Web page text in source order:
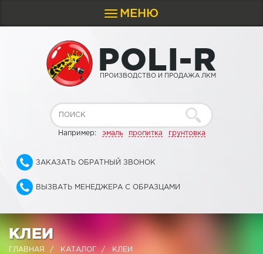
Toggle
navigation
МЕНЮ
POLI-R
ПРОИЗВОДСТВО И ПРОДАЖА ЛКМ
Например: эмаль пропитка грунтовка
ЗАКАЗАТЬ ОБРАТНЫЙ ЗВОНОК
ВЫЗВАТЬ МЕНЕДЖЕРА С ОБРАЗЦАМИ
КЛЕИ
ГЛАВНАЯ КАТАЛОГ КЛЕИ